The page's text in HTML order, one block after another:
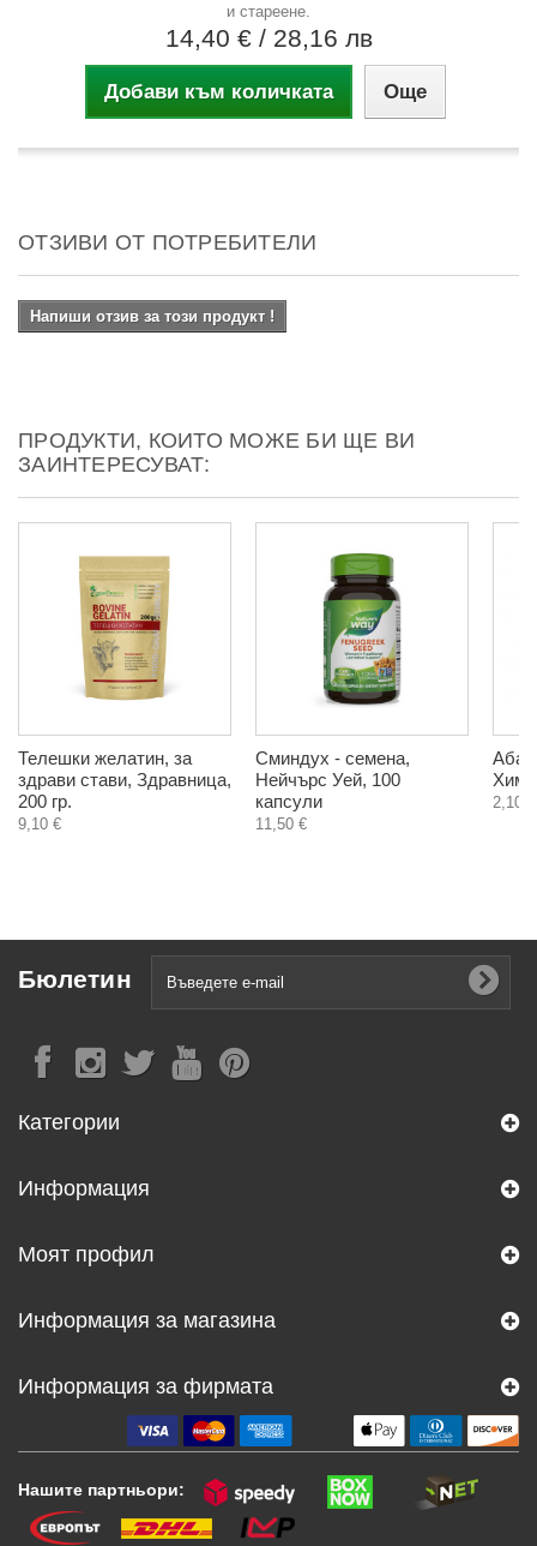
и стареене.
14,40 € / 28,16 лв
Добави към количката Още
ОТЗИВИ ОТ ПОТРЕБИТЕЛИ
Напиши отзив за този продукт !
ПРОДУКТИ, КОИТО МОЖЕ БИ ЩЕ ВИ
ЗАИНТЕРЕСУВАТ:
Телешки желатин, за
здрави стави, Здравница,
200 гр.
9,10 €
Сминдух - семена,
Нейчърс Уей, 100
капсули
11,50 €
2,10 €
Бюлетин
Категории
Информация
Моят профил
Информация за магазина
Информация за фирмата
Нашите партньори: